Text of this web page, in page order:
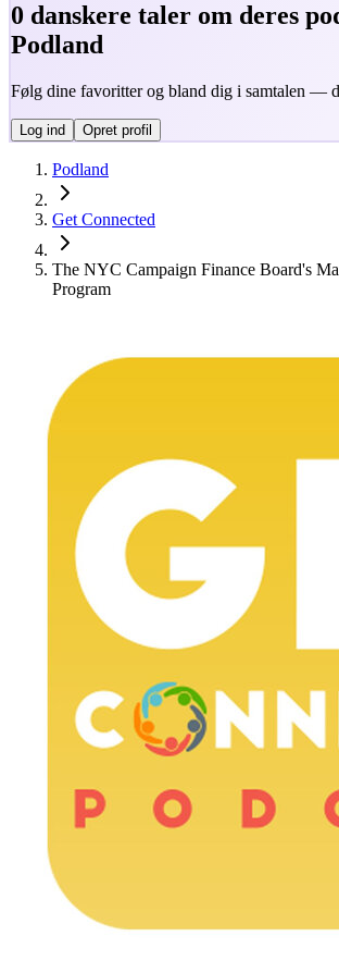
0 danskere taler om deres
Podland
Følg dine favoritter og bland dig i samtalen —
Log ind Opret profil
Podland
Get Connected
The NYC Campaign Finance Board's
Program